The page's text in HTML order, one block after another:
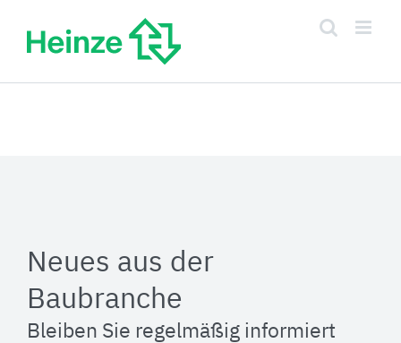
Inhalt
springen
Neues aus der
Baubranche
Bleiben Sie regelmäßig informiert